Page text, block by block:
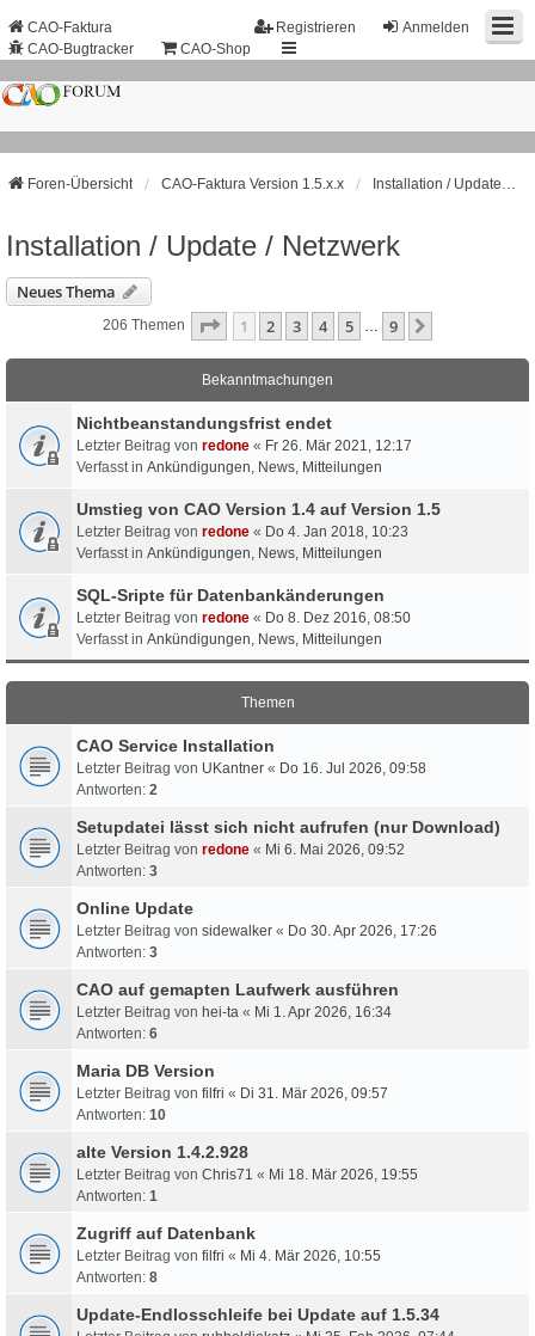
Anmelden
Registrieren
CAO-Faktura
CAO-Bugtracker
CAO-Shop
Foren-Übersicht CAO-Faktura Version 1.5.x.x
Installation / Update / Netzwerk
Neues Thema
206 Themen Seite 1Von
1 2 3 4 5 9
Bekanntmachungen
Nichtbeanstandungs­frist endet
Letzter Beitrag von redone « Fr 26. Mär 2021, 12:17
Verfasst in Ankündigungen, News, Mitteilungen
Umstieg von CAO Version 1.4 auf Version 1.5
Letzter Beitrag von redone « Do 4. Jan 2018, 10:23
Verfasst in Ankündigungen, News, Mitteilungen
SQL-Sripte für Datenbankänderungen
Letzter Beitrag von redone « Do 8. Dez 2016, 08:50
Verfasst in Ankündigungen, News, Mitteilungen
Themen
CAO Service Installation
Letzter Beitrag von UKantner « Do 16. Jul 2026, 09:58
Antworten: 2
Setupdatei lässt sich nicht aufrufen (nur Download)
Letzter Beitrag von redone « Mi 6. Mai 2026, 09:52
Antworten: 3
Online Update
Letzter Beitrag von sidewalker « Do 30. Apr 2026, 17:26
Antworten: 3
CAO auf gemapten Laufwerk ausführen
Letzter Beitrag von hei-ta « Mi 1. Apr 2026, 16:34
Antworten: 6
Maria DB Version
Letzter Beitrag von filfri « Di 31. Mär 2026, 09:57
Antworten: 10
alte Version 1.4.2.928
Letzter Beitrag von Chris71 « Mi 18. Mär 2026, 19:55
Antworten: 1
Zugriff auf Datenbank
Letzter Beitrag von filfri « Mi 4. Mär 2026, 10:55
Antworten: 8
Update-Endlosschleife bei Update auf 1.5.34